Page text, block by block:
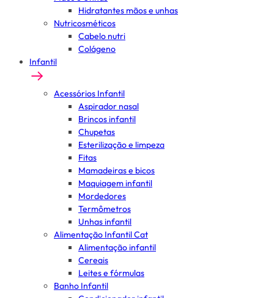
Hidratantes mãos e unhas
Nutricosméticos
Cabelo nutri
Colágeno
Infantil
Acessórios Infantil
Aspirador nasal
Brincos infantil
Chupetas
Esterilização e limpeza
Fitas
Mamadeiras e bicos
Maquiagem infantil
Mordedores
Termômetros
Unhas infantil
Alimentação Infantil Cat
Alimentação infantil
Cereais
Leites e fórmulas
Banho Infantil